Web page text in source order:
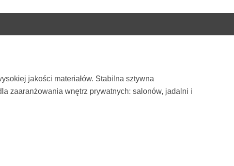
jakości materiałów. Stabilna sztywna
zaaranżowania wnętrz prywatnych: salonów, jadalni i